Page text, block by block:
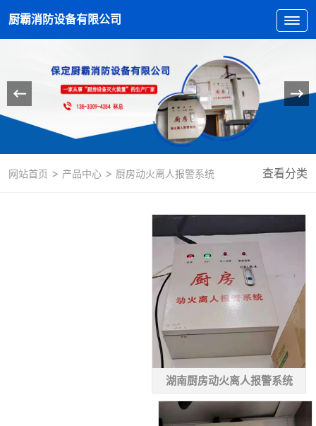
厨霸消防设备有限公司
网站首页 > 产品中心 > 厨房动火离人报警系统 查看分类
湖南厨房动火离人报警系统